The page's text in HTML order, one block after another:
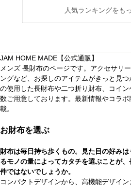
人気ランキングをも
JAM HOME MADE【公式通販】
メンズ 長財布のページです。アクセサリ
ングなど、お探しのアイテムがきっと見つ
の使用した長財布や二つ折り財布、コイ
数ご用意しております。最新情報やコラ
載。
お財布を選ぶ
財布は毎日持ち歩くもの。見た目の好み
るモノの量によってカタチを選ぶことが
件ではないでしょうか。
コンパクトデザインから、高機能デザイ